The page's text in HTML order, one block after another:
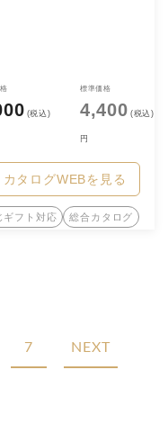
(税込)
標準価格
4,400 (税込)
円
カタログWEBを見る
ギフト対応 総合カタログ
7 NEXT